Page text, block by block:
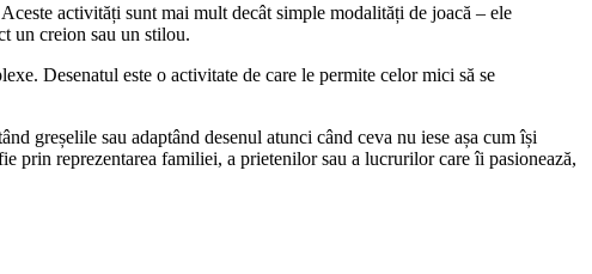
activități sunt mai mult decât simple modalități de joacă – ele
un creion sau un stilou.
Desenatul este o activitate de care le permite celor mici să se
greșelile sau adaptând desenul atunci când ceva nu iese așa cum își
prin reprezentarea familiei, a prietenilor sau a lucrurilor care îi pasionează,